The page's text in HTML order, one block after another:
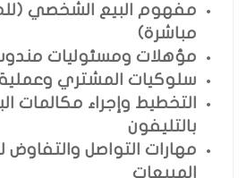
مفهوم البيع الشخصي
مباشرة)
مؤهلات ومسئوليات
سلوكيات المشتري وعملية
التخطيط وإجراء مكالمات
بالتليفون
مهارات التواصل والتفاوض
المبيعات